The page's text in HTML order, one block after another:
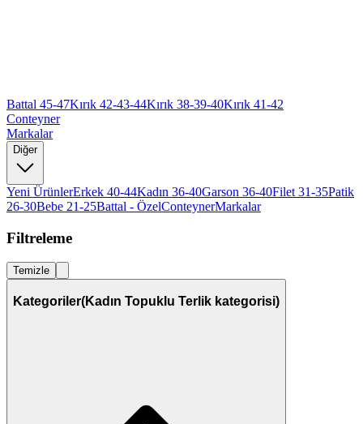
Battal 45-47Kırık 42-43-44Kırık 38-39-40Kırık 41-42
Conteyner
Markalar
Diğer
Yeni ÜrünlerErkek 40-44Kadın 36-40Garson 36-40Filet 31-35Patik
26-30Bebe 21-25Battal - ÖzelConteynerMarkalar
Filtreleme
Temizle
Kategoriler(Kadın Topuklu Terlik kategorisi)